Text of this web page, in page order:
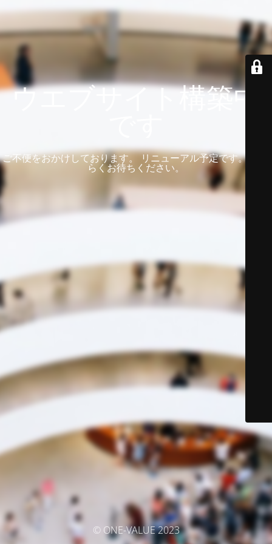
ウエブサイト構築中
ご不便をおかけしております。 リニューアル予定です。 しば
らくお待ちください。
© ONE-VALUE 2023